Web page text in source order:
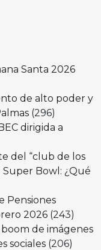
Santa 2026
de alto poder y
(296)
dirigida a
del “club de los
Super Bowl: ¿Qué
Pensiones
2026 (243)
de imágenes
sociales (206)